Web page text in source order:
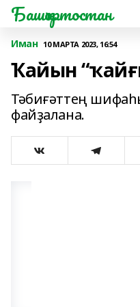
Башҡортостан
Иман 10 МАРТА 2023, 16:54
Ҡайын
Тәбиғәттең
файҙалана.